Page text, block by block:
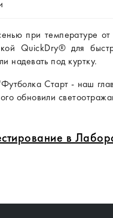
при температуре
QuickDry® для
надевать под куртку.
Старт - наш
обновили
в